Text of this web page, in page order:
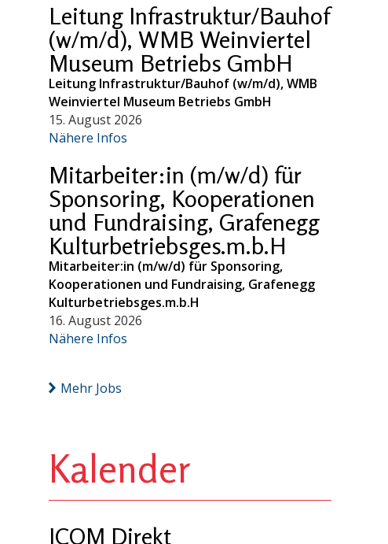
Leitung Infrastruktur/Bauhof
(w/m/d), WMB Weinviertel
Museum Betriebs GmbH
Leitung Infrastruktur/Bauhof (w/m/d), WMB
Weinviertel Museum Betriebs GmbH
15. August 2026
Nähere Infos
Mitarbeiter:in (m/w/d) für
Sponsoring, Kooperationen
und Fundraising, Grafenegg
Kulturbetriebsges.m.b.H
Mitarbeiter:in (m/w/d) für Sponsoring,
Kooperationen und Fundraising, Grafenegg
Kulturbetriebsges.m.b.H
16. August 2026
Nähere Infos
Mehr Jobs
Kalender
ICOM Direkt